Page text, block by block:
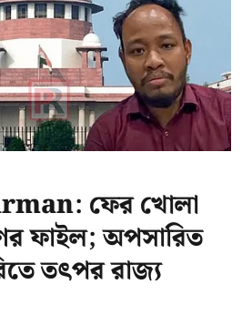
ফের খোলা
ফাইল; অপসারিত
তৎপর রাজ্য